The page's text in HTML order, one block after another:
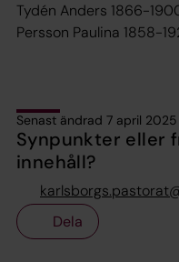
Tydén Anders 1866-
Persson Paulina 1858-
Senast ändrad 7 april 2025
Synpunkter eller
innehåll?
Dela